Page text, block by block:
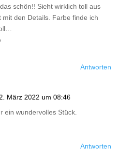
schön!! Sieht wirklich toll aus
mit den Details. Farbe finde ich
Antworten
März 2022 um 08:46
ein wundervolles Stück.
Antworten